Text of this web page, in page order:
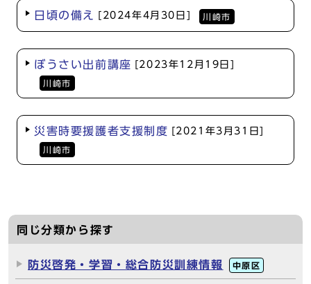
日頃の備え [2024年4月30日] 川崎市
ぼうさい出前講座 [2023年12月19日]
川崎市
災害時要援護者支援制度 [2021年3月31日]
川崎市
同じ分類から探す
防災啓発・学習・総合防災訓練情報 中原区